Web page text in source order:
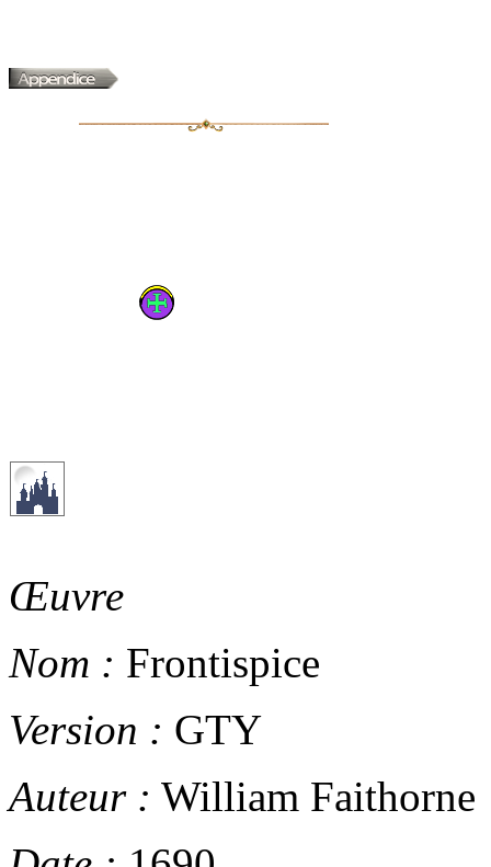
Œuvre
Nom : Frontispice
Version : GTY
Auteur : William Faithorne